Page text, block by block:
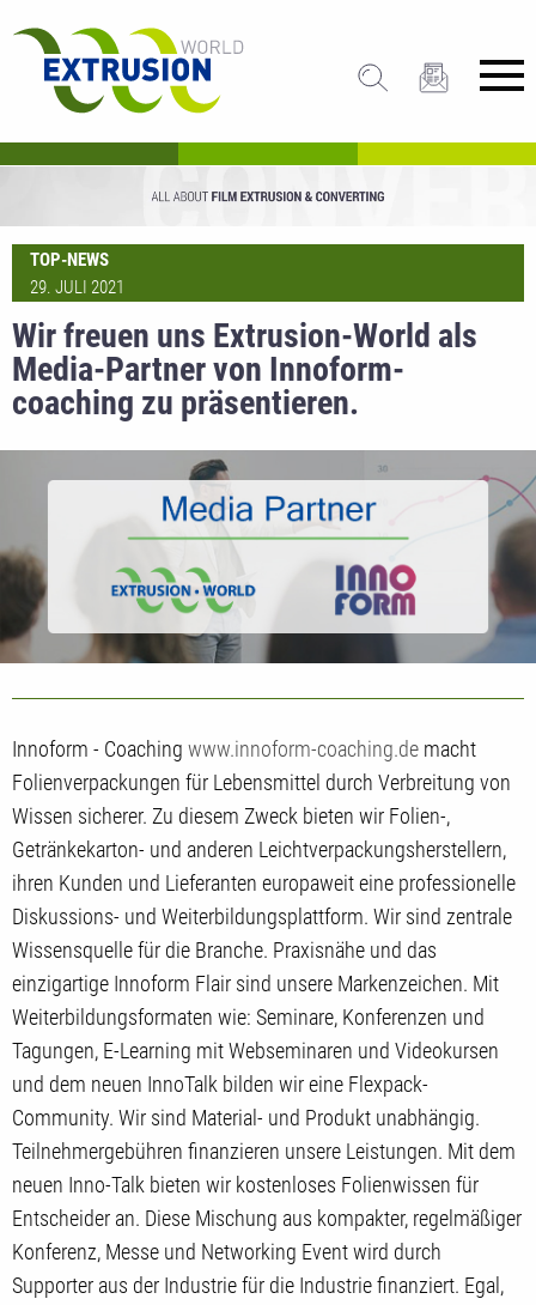
TOP-NEWS
29. JULI 2021
Wir freuen uns Extrusion-World als
Media-Partner von Innoform-
coaching zu präsentieren.
Innoform - Coaching www.innoform-coaching.de macht
Folienverpackungen für Lebensmittel durch Verbreitung von
Wissen sicherer. Zu diesem Zweck bieten wir Folien-,
Getränkekarton- und anderen Leichtverpackungsherstellern,
ihren Kunden und Lieferanten europaweit eine professionelle
Diskussions- und Weiterbildungsplattform. Wir sind zentrale
Wissensquelle für die Branche. Praxisnähe und das
einzigartige Innoform Flair sind unsere Markenzeichen. Mit
Weiterbildungsformaten wie: Seminare, Konferenzen und
Tagungen, E-Learning mit Webseminaren und Videokursen
und dem neuen InnoTalk bilden wir eine Flexpack-
Community. Wir sind Material- und Produkt unabhängig.
Teilnehmergebühren finanzieren unsere Leistungen. Mit dem
neuen Inno-Talk bieten wir kostenloses Folienwissen für
Entscheider an. Diese Mischung aus kompakter, regelmäßiger
Konferenz, Messe und Networking Event wird durch
Supporter aus der Industrie für die Industrie finanziert. Egal,